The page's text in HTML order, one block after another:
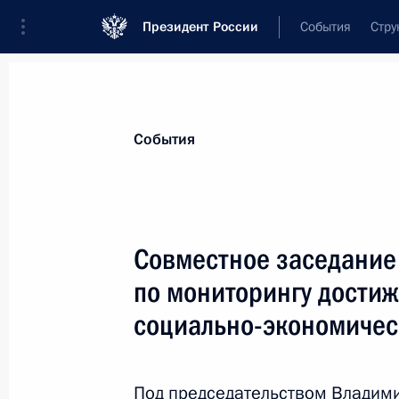
Президент России События
Лента событий
События
Совместное
по мониторингу
социально-
Под председательством